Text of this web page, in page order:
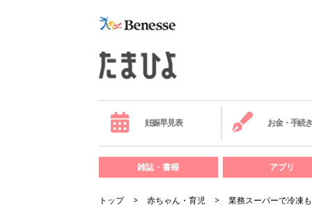
妊娠早見表 お金・手続き
雑誌・書籍 アプリ
トップ 赤ちゃん・育児 業務スーパーで冷凍